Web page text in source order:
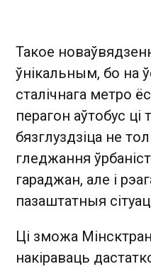
Такое
ўнікальным, бо на
сталічнага метро
перагон аўтобус ці
бязглуздзіца не
гледжання
гараджан, але і
пазаштатныя
Ці зможа
накіраваць